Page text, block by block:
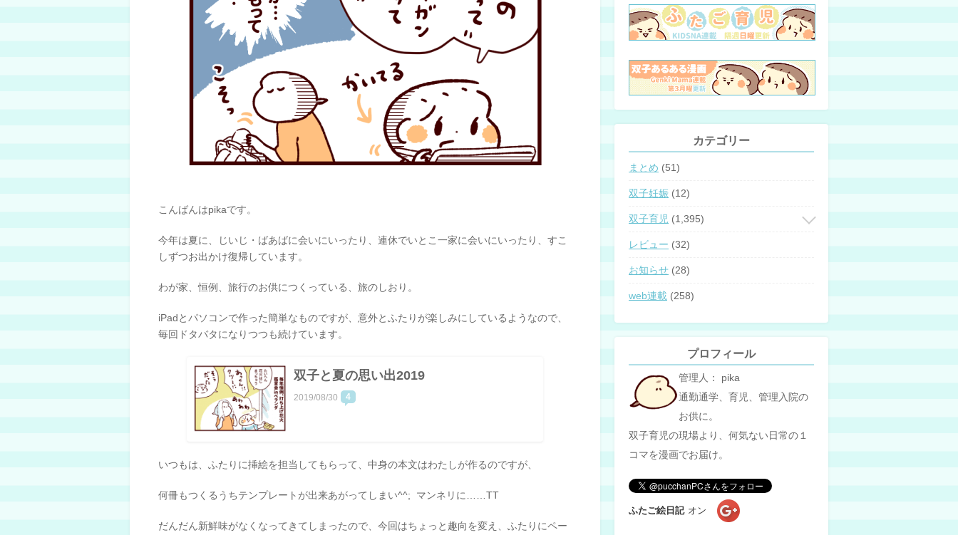
こんばんはpikaです。
今年は夏に、じいじ・ばあばに会いにいったり、連休でいとこ一家に会いにいったり、すこ
しずつお出かけ復帰しています。
わが家、恒例、旅行のお供につくっている、旅のしおり。
iPadとパソコンで作った簡単なものですが、意外とふたりが楽しみにしているようなので、
毎回ドタバタになりつつも続けています。
双子と夏の思い出2019
2019/08/30 4
いつもは、ふたりに挿絵を担当してもらって、中身の本文はわたしが作るのですが、
何冊もつくるうちテンプレートが出来あがってしまい^^; マンネリに……TT
だんだん新鮮味がなくなってきてしまったので、今回はちょっと趣向を変え、ふたりにペー
カテゴリー
まとめ (51)
双子妊娠 (12)
双子育児 (1,395)
レビュー (32)
お知らせ (28)
web連載 (258)
プロフィール
管理人： pika
通勤通学、育児、管理入院の
お供に。
双子育児の現場より、何気ない日常の１
コマを漫画でお届け。
ふたご絵日記 オン